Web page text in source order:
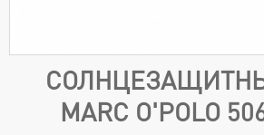
MARC O'POLO